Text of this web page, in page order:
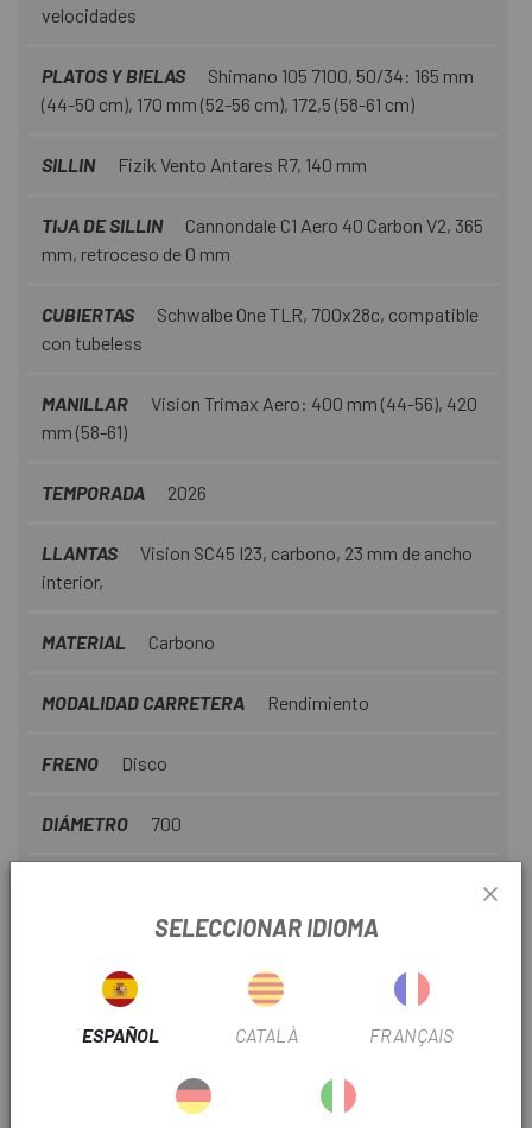
velocidades
PLATOS Y BIELAS
Shimano 105 7100, 50/34: 165 mm
(44-50 cm), 170 mm (52-56 cm), 172,5 (58-61 cm)
SILLIN Fizik Vento Antares R7, 140 mm
TIJA DE SILLIN
Cannondale C1 Aero 40 Carbon V2, 365
mm, retroceso de 0 mm
CUBIERTAS
Schwalbe One TLR, 700x28c, compatible
con tubeless
MANILLAR
Vision Trimax Aero: 400 mm (44-56), 420
mm (58-61)
TEMPORADA 2026
LLANTAS
Vision SC45 I23, carbono, 23 mm de ancho
interior,
MATERIAL Carbono
MODALIDAD CARRETERA Rendimiento
FRENO Disco
DIÁMETRO 700
TIPO TRANSMISIÓN Electrónica
Nº PLATOS
SELECCIONAR IDIOMA
ESPAÑOL CATALÀ FRANÇAIS